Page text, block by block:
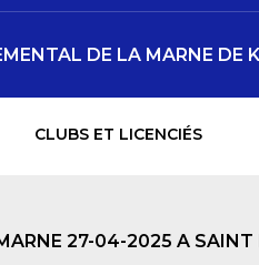
CLUBS ET LICENCIÉS
DE LA MARNE DE
27-04-2025 A SAINT